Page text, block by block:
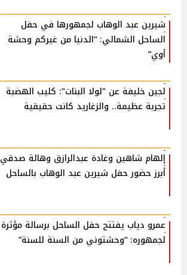
شيرين عبد الوهاب لجمهورها في حفل
الساحل الشمالي: “الدنيا من غيركم وحشة
أوي”
لجين خليفة عن "لولا البنات": كليب الهضبة
تجربة عظيمة.. والزغاريد كانت حقيقية
إلهام شاهين وغادة عبدالرازق وهالة صدقي
أبرز حضور حفل شيرين عبد الوهاب بالساحل
عمرو دياب يفتتح حفل الساحل برسالة مؤثرة
لجمهوره: “وحشتوني من السنة للسنة”